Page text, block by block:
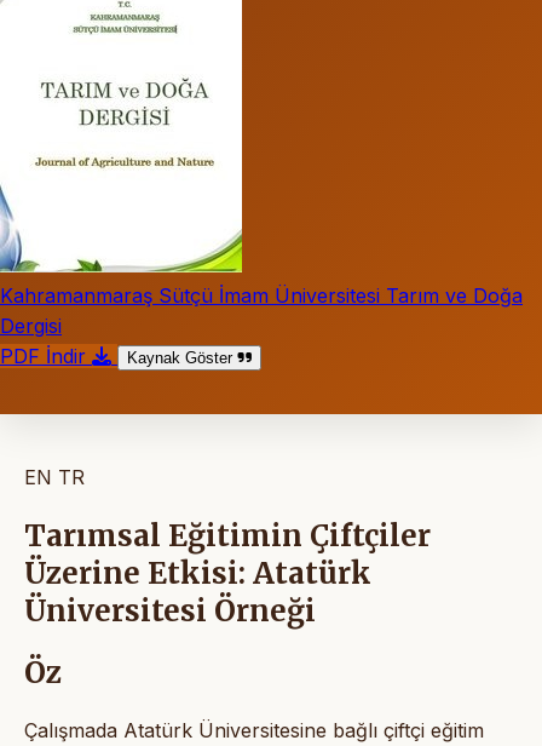
Kahramanmaraş Sütçü İmam Üniversitesi Tarım ve Doğa
Dergisi
PDF İndir
Kaynak Göster
EN TR
Tarımsal Eğitimin Çiftçiler
Üzerine Etkisi: Atatürk
Üniversitesi Örneği
Öz
Çalışmada Atatürk Üniversitesine bağlı çiftçi eğitim